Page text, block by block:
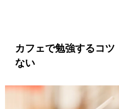
カフェで勉強するコ
ない